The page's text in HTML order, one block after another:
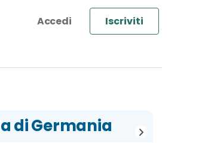
Iscriviti
di Germania